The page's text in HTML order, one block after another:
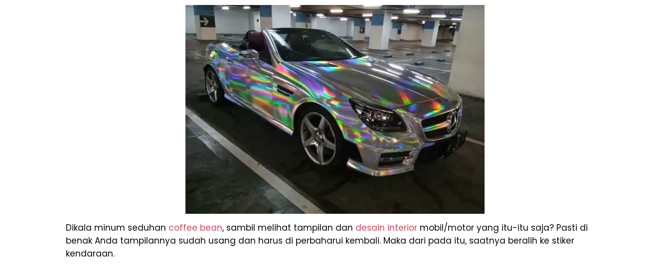
Dikala minum seduhan coffee bean, sambil melihat tampilan dan desain interior mobil/motor yang itu-itu saja? Pasti di
benak Anda tampilannya sudah usang dan harus di perbaharui kembali. Maka dari pada itu, saatnya beralih ke stiker
kendaraan.